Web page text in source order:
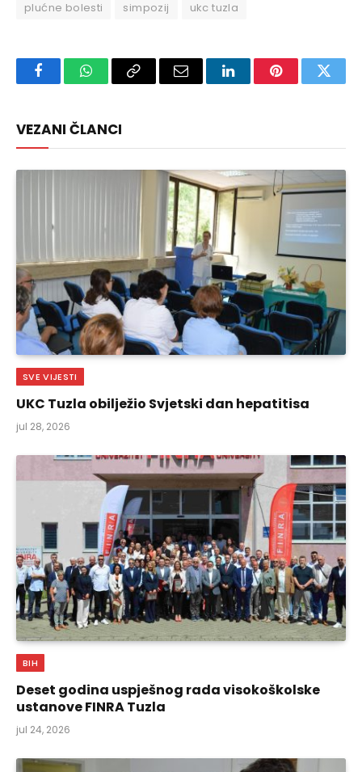
plućne bolesti simpozij ukc tuzla
FacebookWhatsAppCopy
Email LinkedInPinterest
VEZANI ČLANCI
SVE VIJESTI
UKC Tuzla obilježio Svjetski dan hepatitisa
jul 28, 2026
BIH
Deset godina uspješnog rada visokoškolske
ustanove FINRA Tuzla
jul 24, 2026